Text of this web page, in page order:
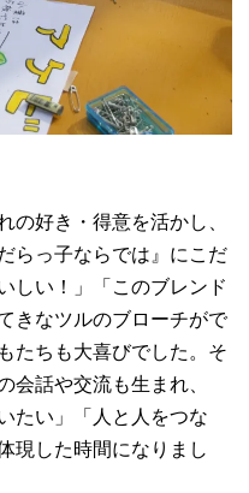
の好き・得意を活かし、
らっ子ならでは』にこだ
しい！」「このブレンド
きなツルのブローチがで
たちも大喜びでした。そ
会話や交流も生まれ、
たい」「人と人をつな
現した時間になりまし